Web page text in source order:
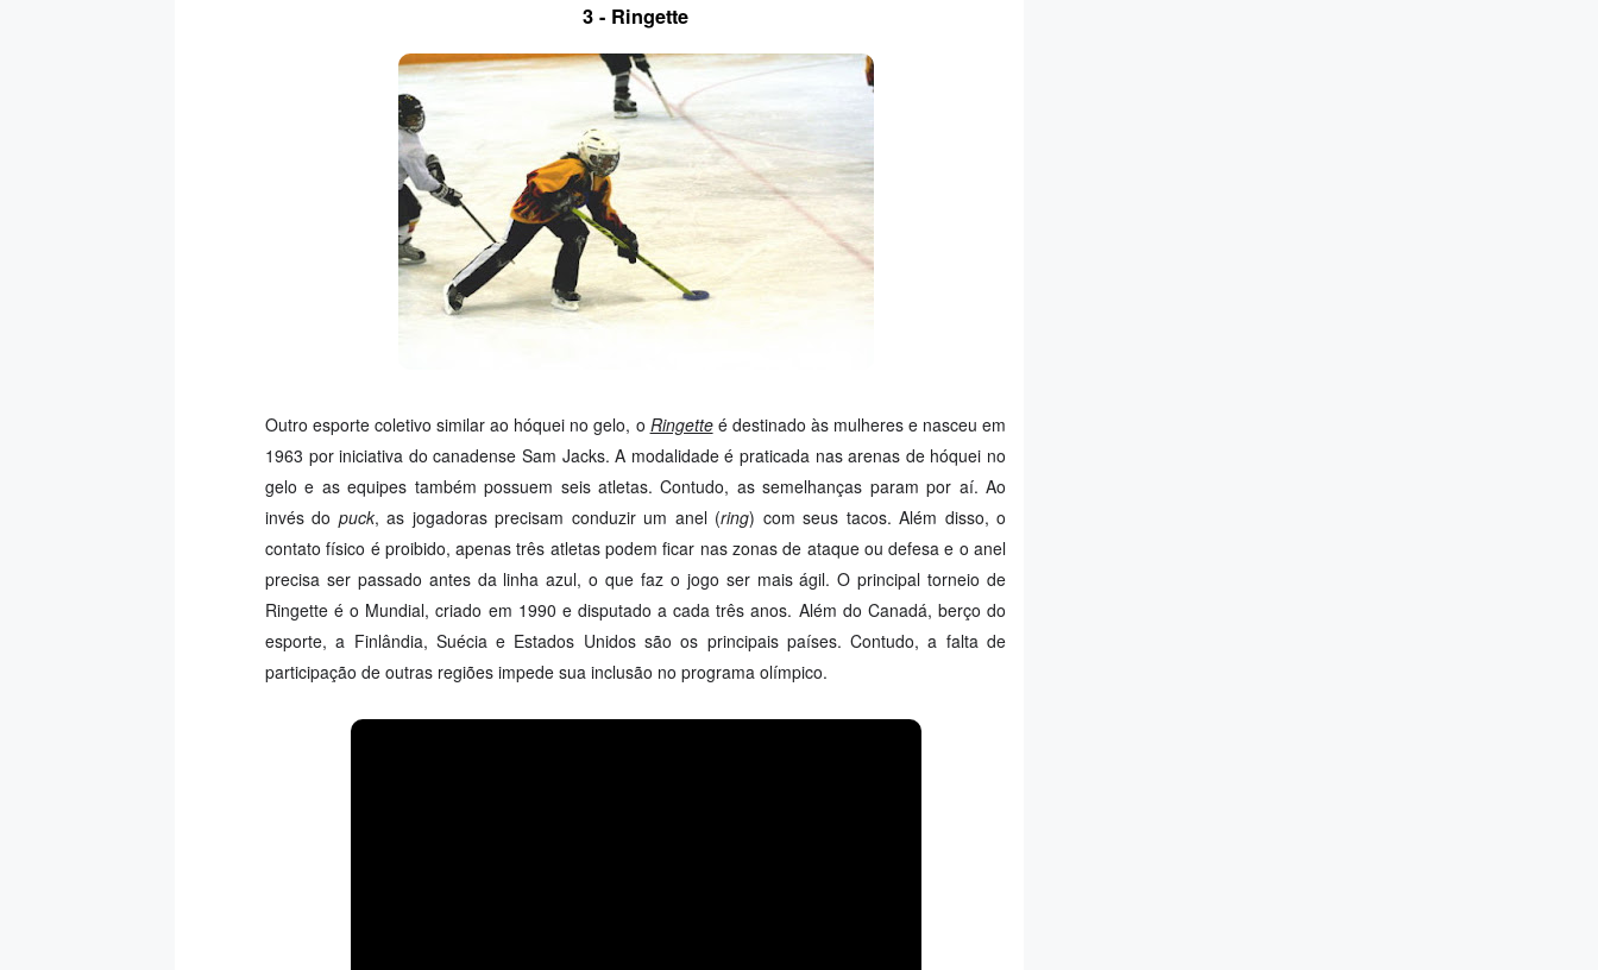
3 - Ringette
Outro esporte coletivo similar ao hóquei no gelo, o Ringetteé destinado às mulheres e nasceu em
1963 por iniciativa do canadense Sam Jacks. A modalidade é praticada nas arenas de hóquei no
gelo e as equipes também possuem seis atletas. Contudo, as semelhanças param por aí. Ao
invés do puck, as jogadoras precisam conduzir um anel (ring) com seus tacos. Além disso, o
contato físico é proibido, apenas três atletas podem ficar nas zonas de ataque ou defesa e o anel
precisa ser passado antes da linha azul, o que faz o jogo ser mais ágil. O principal torneio de
Ringette é o Mundial, criado em 1990 e disputado a cada três anos. Além do Canadá, berço do
esporte, a Finlândia, Suécia e Estados Unidos são os principais países. Contudo, a falta de
participação de outras regiões impede sua inclusão no programa olímpico.